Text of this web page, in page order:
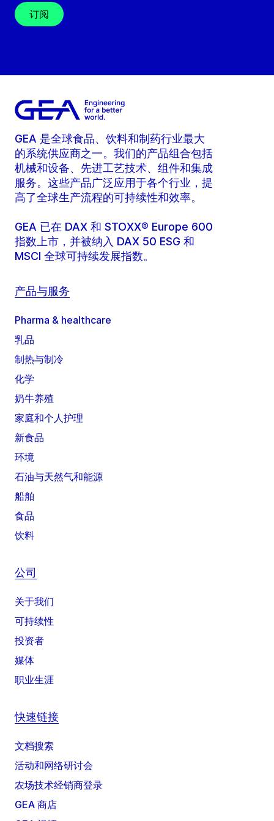
订阅
GEA 是全球食品、饮料和制药行业最大
的系统供应商之一。我们的产品组合包括
机械和设备、先进工艺技术、组件和集成
服务。这些产品广泛应用于各个行业，提
高了全球生产流程的可持续性和效率。
GEA 已在 DAX 和 STOXX® Europe 600
指数上市，并被纳入 DAX 50 ESG 和
MSCI 全球可持续发展指数。
产品与服务
Pharma & healthcare
乳品
制热与制冷
化学
奶牛养殖
家庭和个人护理
新食品
环境
石油与天然气和能源
船舶
食品
饮料
公司
关于我们
可持续性
投资者
媒体
职业生涯
快速链接
文档搜索
活动和网络研讨会
农场技术经销商登录
GEA 商店